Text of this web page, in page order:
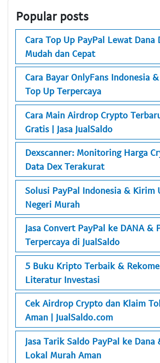
Popular posts
Cara Top Up PayPal Lewat Dana
Mudah dan Cepat
Cara Bayar OnlyFans Indonesia &
Top Up Terpercaya
Cara Main Airdrop Crypto
Gratis | Jasa JualSaldo
Dexscanner: Monitoring Harga
Data Dex Terakurat
Solusi PayPal Indonesia & Kirim
Negeri Murah
Jasa Convert PayPal ke DANA &
Terpercaya di JualSaldo
5 Buku Kripto Terbaik &
Literatur Investasi
Cek Airdrop Crypto dan Klaim
Aman | JualSaldo.com
Jasa Tarik Saldo PayPal ke Dana
Lokal Murah Aman